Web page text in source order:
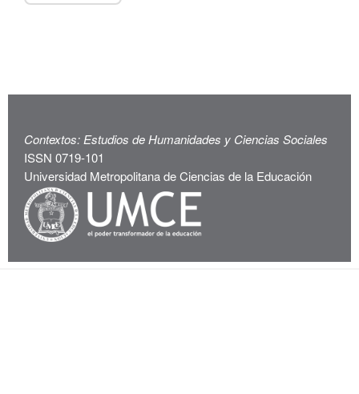
Contextos: Estudios de Humanidades y Ciencias Sociales
ISSN 0719-101
Universidad Metropolitana de Ciencias de la Educación